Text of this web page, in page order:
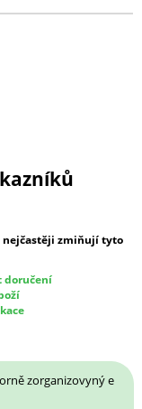
nejčastěji zmiňují tyto
doručení
zorganizovyný e